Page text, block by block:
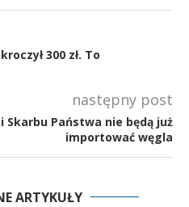
300 zł. To
następny post
Skarbu Państwa nie będą już
importować węgla
ARTYKUŁY